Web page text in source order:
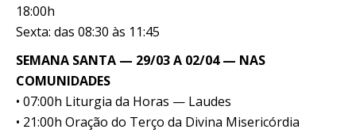
18:00h
Sexta: das 08:30 às 11:45
SEMANA SANTA — 29/03 A 02/04 — NAS
COMUNIDADES
• 07:00h Liturgia da Horas — Laudes
• 21:00h Oração do Terço da Divina Misericórdia